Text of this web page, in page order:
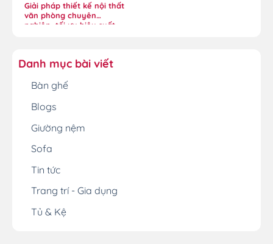
Giải pháp thiết kế nội thất
văn phòng chuyên
nghiệp, tối ưu hiệu suất
Danh mục bài viết
Bàn ghế
Blogs
Giường nệm
Sofa
Tin tức
Trang trí - Gia dụng
Tủ & Kệ